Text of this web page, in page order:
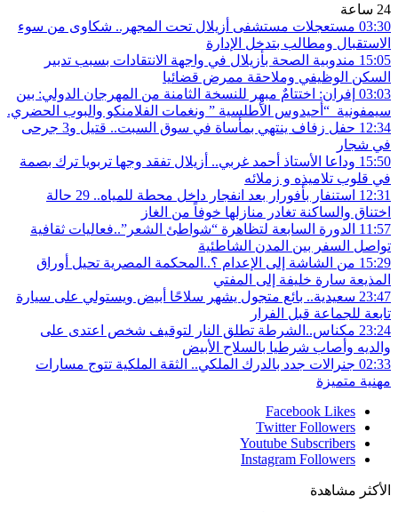
24 ساعة
03:30 مستعجلات مستشفى أزيلال تحت المجهر.. شكاوى من سوء
الاستقبال ومطالب بتدخل الإدارة
15:05 مندوبية الصحة بأزيلال في واجهة الانتقادات بسبب تدبير
السكن الوظيفي وملاحقة ممرض قضائيا
03:03 إفران: اختتامٌ مبهِر للنسخة الثامنة من المهرجان الدولي: بين
سيمفونية “أحيدوس الأطلسية ” ونغمات الفلامنكو والبوب ​​الحضري.
12:34
حفل زفاف ينتهي بمأساة في سوق السبت.. قتيل و3 جرحى
في شجار
15:50 وداعا الأستاذ أحمد غربي.. أزيلال تفقد وجها تربويا ترك بصمة
في قلوب تلاميذه و زملائه
12:31
استنفار بأفورار بعد انفجار داخل محطة للمياه.. 29 حالة
اختناق والساكنة تغادر منازلها خوفاً من الغاز
11:57 الدورة السابعة لتظاهرة “شواطئ الشعر”..فعاليات ثقافية
تواصل السفر بين المدن الشاطئية
15:29 من الشاشة إلى الإعدام ؟..المحكمة المصرية تحيل أوراق
المذيعة سارة خليفة إلى المفتي
23:47 سعيدية.. بائع متجول يشهر سلاحًا أبيض ويستولي على سيارة
تابعة للجماعة قبل الفرار
23:24 مكناس..الشرطة تطلق النار لتوقيف شخص اعتدى على
والديه وأصاب شرطيا بالسلاح الأبيض
02:33 جنرالات جدد بالدرك الملكي.. الثقة الملكية تتوج مسارات
مهنية متميزة
Facebook Likes
Twitter Followers
Youtube Subscribers
Instagram Followers
الأكثر مشاهدة